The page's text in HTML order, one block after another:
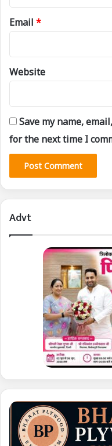
Email *
Website
Save my name,
for the next time I
Advt